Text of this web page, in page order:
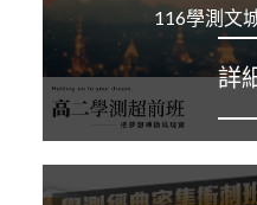
116學測文
詳